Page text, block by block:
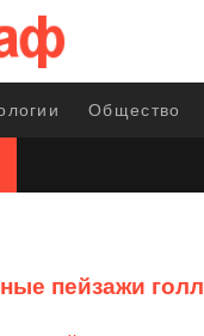
Общество
пейзажи